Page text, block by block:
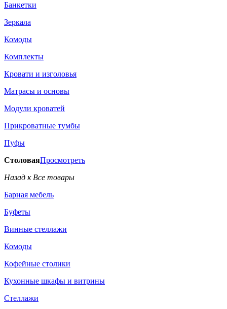
Банкетки
Зеркала
Комоды
Комплекты
Кровати и изголовья
Матрасы и основы
Модули кроватей
Прикроватные тумбы
Пуфы
СтоловаяПросмотреть
Назад к Все товары
Барная мебель
Буфеты
Винные стеллажи
Комоды
Кофейные столики
Кухонные шкафы и витрины
Стеллажи